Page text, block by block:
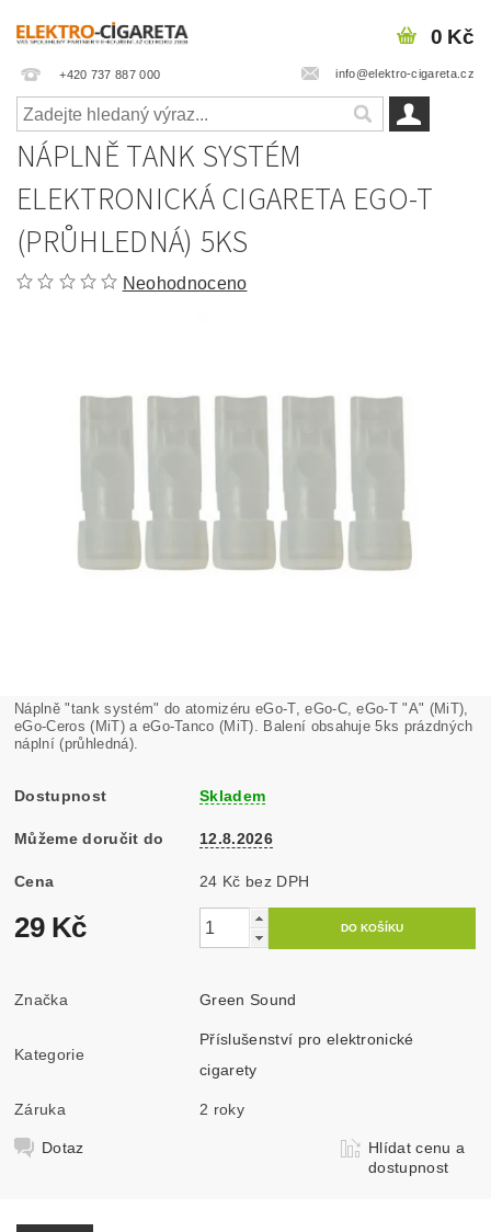
+420 737 887 000 info@elektro-cigareta.cz
0 Kč
NÁPLNĚ TANK SYSTÉM
ELEKTRONICKÁ CIGARETA EGO-T
(PRŮHLEDNÁ) 5KS
Neohodnoceno
Náplně "tank systém" do atomizéru eGo-T, eGo-C, eGo-T "A" (MiT),
eGo-Ceros (MiT) a eGo-Tanco (MiT). Balení obsahuje 5ks prázdných
náplní (průhledná).
Dostupnost Skladem
Můžeme doručit do 12.8.2026
Cena 24 Kč bez DPH
29 Kč
Značka Green Sound
Kategorie
Příslušenství pro elektronické
cigarety
Záruka 2 roky
Dotaz
Hlídat cenu a
dostupnost